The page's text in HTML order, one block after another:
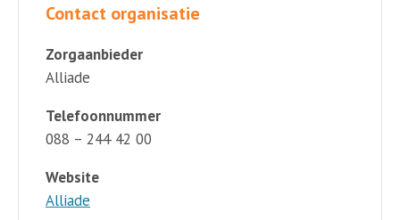
Contact organisatie
Zorgaanbieder
Alliade
Telefoonnummer
088 – 244 42 00
Website
Alliade